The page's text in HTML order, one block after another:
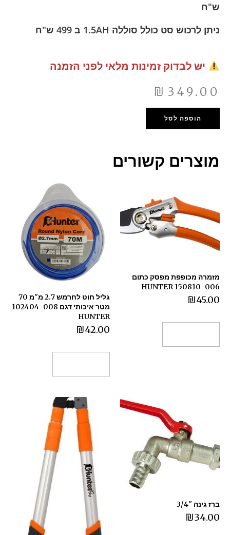
ש"ח
ניתן לרכוש סט כולל סוללה 1.5AH ב 499 ש"ח
יש לבדוק זמינות מלאי לפני הזמנה
₪ 349.00
הוספה לסל
מוצרים קשורים
מזמרה מכופפת מפסק כתום
150810-006 HUNTER
₪45.00
גליל חוט לחרמש 2.7 מ"מ 70
מטר איכותי דגם 102404-008
HUNTER
₪42.00
ברז גינה "3/4
₪34.00